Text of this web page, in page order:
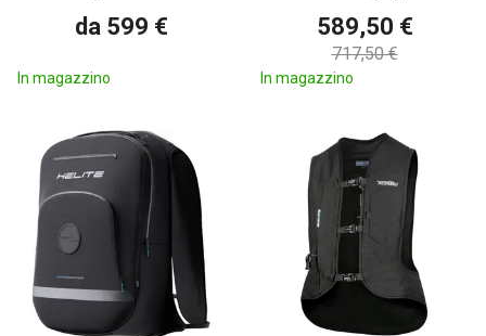
da 599 €
In magazzino
589,50 €
717,50 €
In magazzino